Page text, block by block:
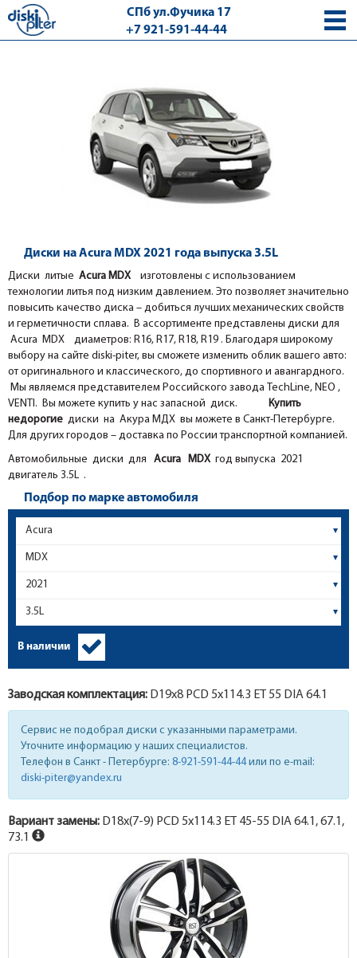
СПб ул.Фучика 17
+7 921-591-44-44
Диски на Acura MDX 2021 года выпуска 3.5L
Диски литые Acura MDX изготовлены с использованием
технологии литья под низким давлением. Это позволяет значительно
повысить качество диска – добиться лучших механических свойств
и герметичности сплава. В ассортименте представлены диски для
Acura MDX диаметров: R16, R17, R18, R19 . Благодаря широкому
выбору на сайте diski-piter, вы сможете изменить облик вашего авто:
от оригинального и классического, до спортивного и авангардного.
Мы являемся представителем Российского завода TechLine, NEO ,
VENTI. Вы можете купить у нас запасной диск. Купить
недорогие диски на Акура МДХ вы можете в Санкт-Петербурге.
Для других городов – доставка по России транспортной компанией.
Автомобильные диски для
Acura MDXгод выпуска 2021
двигатель 3.5L .
Подбор по марке автомобиля
В наличии
Заводская комплектация: D19x8 PCD 5x114.3 ET 55 DIA 64.1
Сервис не подобрал диски с указанными параметрами.
Уточните информацию у наших специалистов.
Телефон в Санкт - Петербурге: 8-921-591-44-44или по e-mail:
diski-piter@yandex.ru
Вариант замены: D18x(7-9) PCD 5x114.3 ET 45-55 DIA 64.1, 67.1,
73.1